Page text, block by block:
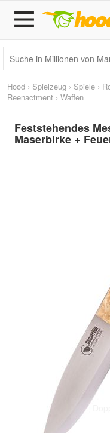
Hood › Spielzeug › Spiele ›
Reenactment › Waffen
Feststehendes
Maserbirke +